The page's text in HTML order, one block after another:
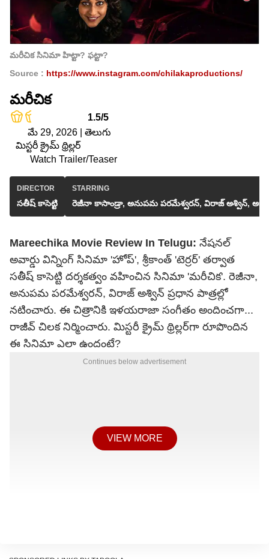
మరీచిక సినిమా హిట్టా? ఫట్టా?
Source : https://www.instagram.com/chilakaproductions/
మరీచిక
1.5/5
మే 29, 2026 | తెలుగు
మిస్టరీ క్రైమ్ థ్రిల్లర్‌
Watch Trailer/Teaser
DIRECTOR
సతీష్ కాసెట్టి
STARRING
రెజీనా కాసాండ్రా, అనుపమ పరమేశ్వరన్, విరాజ్ అశ్విన్,
Mareechika Movie Review In Telugu: నేషనల్
అవార్డు విన్నింగ్ సినిమా 'హోప్', శ్రీకాంత్ 'టెర్రర్' తర్వాత
సతీష్ కాసెట్టి దర్శకత్వం వహించిన సినిమా 'మరీచిక'. రెజీనా,
అనుపమ పరమేశ్వరన్, విరాజ్ అశ్విన్ ప్రధాన పాత్రల్లో
నటించారు. ఈ చిత్రానికి ఇళయరాజా సంగీతం అందించగా...
రాజీవ్ చిలక నిర్మించారు. మిస్టరీ క్రైమ్ థ్రిల్లర్‌గా రూపొందిన
ఈ సినిమా ఎలా ఉందంటే?
Continues below advertisement
VIEW MORE